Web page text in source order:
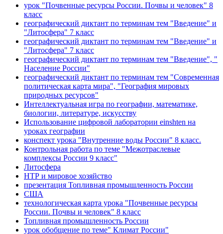
урок "Почвенные ресурсы России. Почвы и человек" 8
класс
географический диктант по терминам тем "Введение" и
"Литосфера" 7 класс
географический диктант по терминам тем "Введение" и
"Литосфера" 7 класс
географический диктант по терминам тем "Введение", "
Население России"
географический диктант по терминам тем "Современная
политическая карта мира", "География мировых
природных ресурсов"
Интеллектуальная игра по географии, математике,
биологии, литературе, искусству
Использование цифровой лаборатории einshten на
уроках географии
конспект урока "Внутренние воды России" 8 класс.
Контрольная работа по теме "Межотраслевые
комплексы России 9 класс"
Литосфера
НТР и мировое хозяйство
презентация Топливная промышленность России
США
технологическая карта урока "Почвенные ресурсы
России. Почвы и человек" 8 класс
Топливная промышленность России
урок обобщение по теме" Климат России"